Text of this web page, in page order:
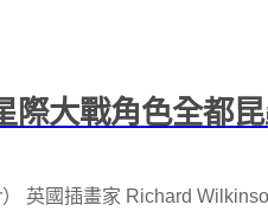
際大戰角色全都
英國插畫家 Richard